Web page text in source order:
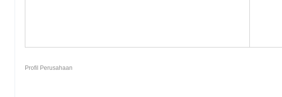
Profil Perusahaan